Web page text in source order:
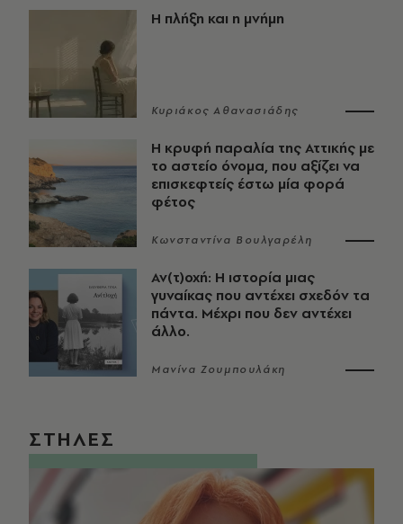
Η πλήξη και η μνήμη
Κυριάκος Αθανασιάδης
Η κρυφή παραλία της Αττικής με
το αστείο όνομα, που αξίζει να
επισκεφτείς έστω μία φορά
φέτος
Κωνσταντίνα Βουλγαρέλη
Αν(τ)οχή: Η ιστορία μιας
γυναίκας που αντέχει σχεδόν τα
πάντα. Μέχρι που δεν αντέχει
άλλο.
Μανίνα Ζουμπουλάκη
ΣΤΗΛΕΣ